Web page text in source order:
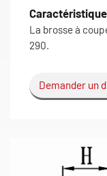
La brosse à
290.
Demander un